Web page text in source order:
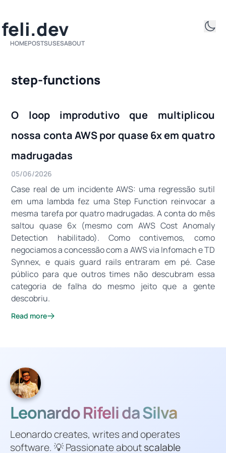
HOMEPOSTSUSESABOUT
step-functions
O loop improdutivo que multiplicou
nossa conta AWS por quase 6x em quatro
madrugadas
05/06/2026
Case real de um incidente AWS: uma regressão sutil
em uma lambda fez uma Step Function reinvocar a
mesma tarefa por quatro madrugadas. A conta do mês
saltou quase 6x (mesmo com AWS Cost Anomaly
Detection habilitado). Como contivemos, como
negociamos a concessão com a AWS via Infomach e TD
Synnex, e quais guard rails entraram em pé. Case
público para que outros times não descubram essa
categoria de falha do mesmo jeito que a gente
descobriu.
Read more
Leonardo Rifeli da Silva
Leonardo creates, writes and operates
software. 💡 Passionate aboutscalable